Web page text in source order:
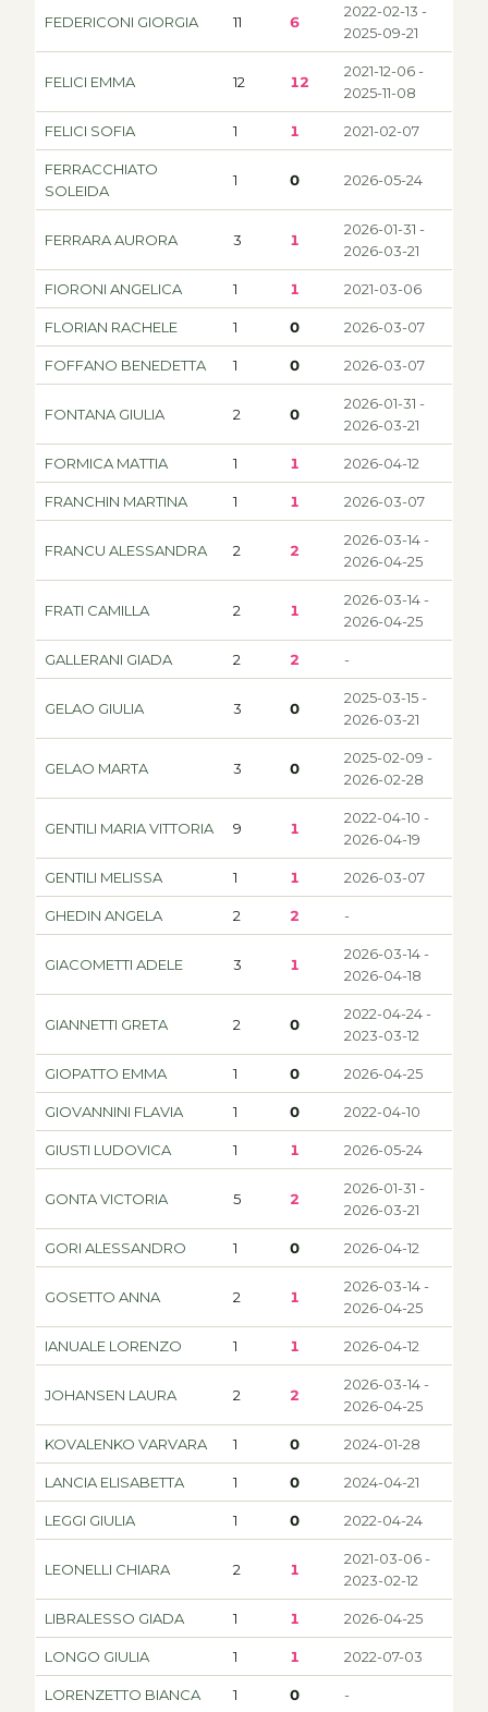
FEDERICONI GIORGIA 11 6
2022-02-13 -
2025-09-21
FELICI EMMA 12 12
2021-12-06 -
2025-11-08
FELICI SOFIA 1 1 2021-02-07
FERRACCHIATO
SOLEIDA
1 0 2026-05-24
FERRARA AURORA 3 1
2026-01-31 -
2026-03-21
FIORONI ANGELICA 1 1 2021-03-06
FLORIAN RACHELE 1 0 2026-03-07
FOFFANO BENEDETTA 1 0 2026-03-07
FONTANA GIULIA 2 0
2026-01-31 -
2026-03-21
FORMICA MATTIA 1 1 2026-04-12
FRANCHIN MARTINA 1 1 2026-03-07
FRANCU ALESSANDRA 2 2
2026-03-14 -
2026-04-25
FRATI CAMILLA 2 1
2026-03-14 -
2026-04-25
GALLERANI GIADA 2 2 -
GELAO GIULIA 3 0
2025-03-15 -
2026-03-21
GELAO MARTA 3 0
2025-02-09 -
2026-02-28
GENTILI MARIA VITTORIA 9 1
2022-04-10 -
2026-04-19
GENTILI MELISSA 1 1 2026-03-07
GHEDIN ANGELA 2 2 -
GIACOMETTI ADELE 3 1
2026-03-14 -
2026-04-18
GIANNETTI GRETA 2 0
2022-04-24 -
2023-03-12
GIOPATTO EMMA 1 0 2026-04-25
GIOVANNINI FLAVIA 1 0 2022-04-10
GIUSTI LUDOVICA 1 1 2026-05-24
GONTA VICTORIA 5 2
2026-01-31 -
2026-03-21
GORI ALESSANDRO 1 0 2026-04-12
GOSETTO ANNA 2 1
2026-03-14 -
2026-04-25
IANUALE LORENZO 1 1 2026-04-12
JOHANSEN LAURA 2 2
2026-03-14 -
2026-04-25
KOVALENKO VARVARA 1 0 2024-01-28
LANCIA ELISABETTA 1 0 2024-04-21
LEGGI GIULIA 1 0 2022-04-24
LEONELLI CHIARA 2 1
2021-03-06 -
2023-02-12
LIBRALESSO GIADA 1 1 2026-04-25
LONGO GIULIA 1 1 2022-07-03
LORENZETTO BIANCA 1 0 -